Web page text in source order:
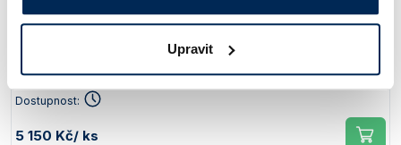
Upravit
titrace
Obj. číslo: 470 660 061 142
Dostupnost:
5 150 Kč/ ks